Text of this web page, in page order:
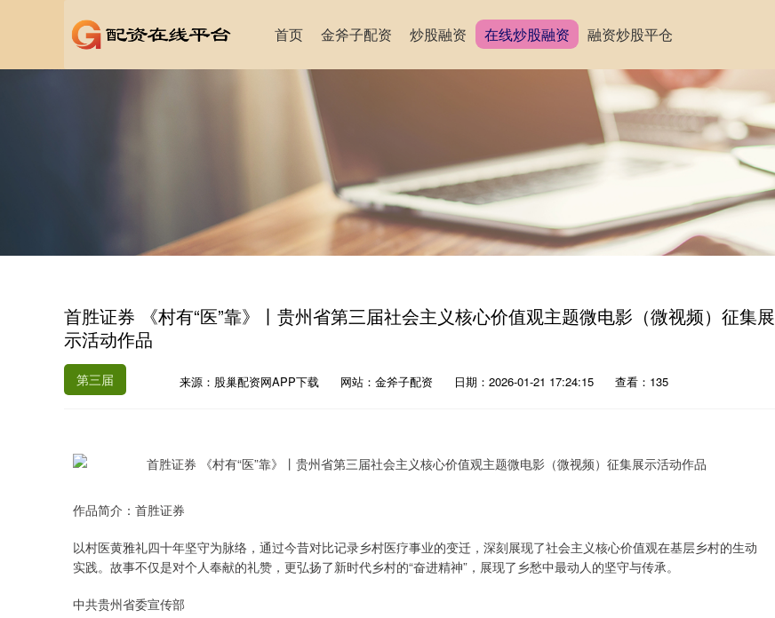
首页 金斧子配资 炒股融资 在线炒股融资 融资炒股平仓
首胜证券 《村有“医”靠》丨贵州省第三届社会主义核心价值观主题微电影（微视频）征集展
示活动作品
第三届 来源：股巢配资网APP下载 网站：金斧子配资 日期：2026-01-21 17:24:15 查看：135
作品简介：首胜证券
以村医黄雅礼四十年坚守为脉络，通过今昔对比记录乡村医疗事业的变迁，深刻展现了社会主义核心价值观在基层乡村的生动
实践。故事不仅是对个人奉献的礼赞，更弘扬了新时代乡村的“奋进精神”，展现了乡愁中最动人的坚守与传承。
中共贵州省委宣传部